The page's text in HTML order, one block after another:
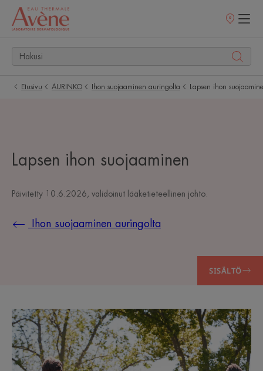
Myyntipisteet
Etusivu AURINKO Ihon suojaaminen auringolta Lapsen ihon
Lapsen ihon suojaaminen
Päivitetty 10.6.2026 , validoinut lääketieteellinen johto
Ihon suojaaminen auringolta
SISÄLTÖ